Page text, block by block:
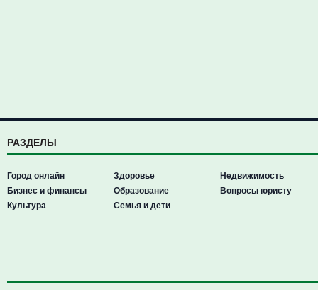
РАЗДЕЛЫ
Город онлайн
Бизнес и финансы
Культура
Здоровье
Образование
Семья и дети
Недвижимость
Вопросы юристу